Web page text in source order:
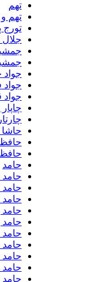
تهم و جی دال
تورج پارازیت
جلال جهانی
جمشید
جمشید گرکانی
جواد خاکپور
جواد فیض
جواد قسمت
چاپار باند
حاشا و پویا
حافظ آهودشتی
حامد اسدالهی
حامد اسدی
حامد الله یاری
حامد برادران
حامد پهلان
حامد خوشابی
حامد دلان
حامد دنتا
حامد رحمانی
حامد زمانی